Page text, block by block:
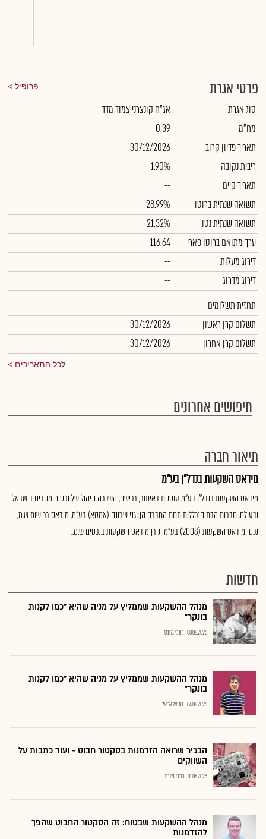
פרטי אגרת פרופיל
סוג אגרת
אג"ח קונצרני צמוד מדד
מח"מ
0.39
תאריך פדיון קרוב
30/12/2026
ריבית נקובה
1.90%
תאריך קיים
--
תשואה שנתית ברוטו
28.99%
תשואה שנתית נטו
21.32%
ערך מתואם ברוטו פארי
116.64
דירוג מעלות
--
דירוג מדרוג
--
תחזית תשלומים
תשלום קרן ראשון
30/12/2026
תשלום קרן אחרון
30/12/2026
לכל התאריכים
חיפושים אחרונים
תיאור חברה
מידאס השקעות בנדל"ן בע"מ
מידאס השקעות בנדל"ן בע"מ עוסקת באיתור, רכישה, השכרה וניהול של נכסים מניבים בישראל
ובעולם. חברות הבת הנכללות תחת החברה הן: גני שרונה (אמטא) בע"מ, מידאס רכישות ש.מ,
נכסי מידאס השקעות (2008) בע"מ וקרן מידאס השקעות בנכסים ש.מ..
חדשות
מנהל ההשקעות שממליץ על מניה שהיא "כמו לקנות
בונקר"
08.08.2026 כתבי גלובס
מנהל ההשקעות שממליץ על מניה שהיא "כמו לקנות
בונקר"
04.08.2026 נתנאל אריאל
הבכיר שרואה הזדמנות בסקטור חבוט - ועוד כתבות על
השווקים
01.08.2026 כתבי גלובס
מנהל ההשקעות שבטוח: זה הסקטור החבוט שהפך
להזדמנות